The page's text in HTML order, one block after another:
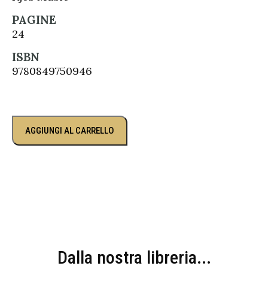
PAGINE
24
ISBN
9780849750946
AGGIUNGI AL CARRELLO
Dalla nostra libreria...